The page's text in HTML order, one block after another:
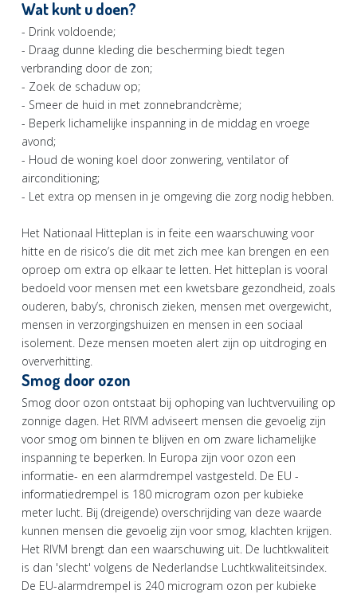
Wat kunt u doen?
- Drink voldoende;
- Draag dunne kleding die bescherming biedt tegen
verbranding door de zon;
- Zoek de schaduw op;
- Smeer de huid in met zonnebrandcrème;
- Beperk lichamelijke inspanning in de middag en vroege
avond;
- Houd de woning koel door zonwering, ventilator of
airconditioning;
- Let extra op mensen in je omgeving die zorg nodig hebben.
Het Nationaal Hitteplan is in feite een waarschuwing voor
hitte en de risico’s die dit met zich mee kan brengen en een
oproep om extra op elkaar te letten. Het hitteplan is vooral
bedoeld voor mensen met een kwetsbare gezondheid, zoals
ouderen, baby’s, chronisch zieken, mensen met overgewicht,
mensen in verzorgingshuizen en mensen in een sociaal
isolement. Deze mensen moeten alert zijn op uitdroging en
oververhitting.
Smog door ozon
Smog door ozon ontstaat bij ophoping van luchtvervuiling op
zonnige dagen. Het RIVM adviseert mensen die gevoelig zijn
voor smog om binnen te blijven en om zware lichamelijke
inspanning te beperken. In Europa zijn voor ozon een
informatie- en een alarmdrempel vastgesteld. De EU -
informatiedrempel is 180 microgram ozon per kubieke
meter lucht. Bij (dreigende) overschrijding van deze waarde
kunnen mensen die gevoelig zijn voor smog, klachten krijgen.
Het RIVM brengt dan een waarschuwing uit. De luchtkwaliteit
is dan 'slecht' volgens de Nederlandse Luchtkwaliteitsindex.
De EU-alarmdrempel is 240 microgram ozon per kubieke